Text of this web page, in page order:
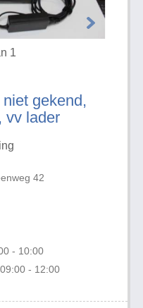
gekend,
vv lader
42
- 10:00
- 12:00
1